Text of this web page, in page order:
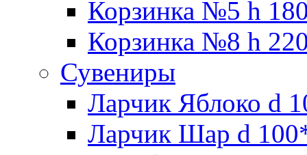
Корзинка №5 h
Корзинка №8 h
Сувениры
Ларчик Яблоко d
Ларчик Шар d